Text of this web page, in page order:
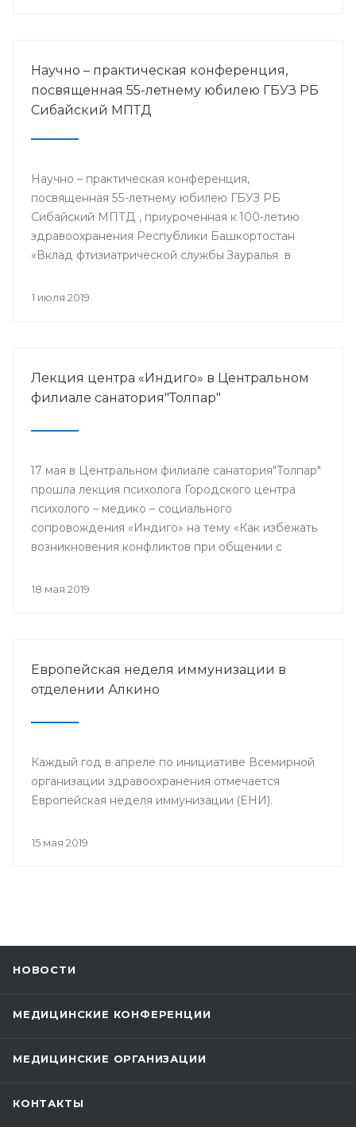
Научно – практическая конференция,
посвященная 55-летнему юбилею ГБУЗ РБ
Сибайский МПТД
Научно – практическая конференция,
посвященная 55-летнему юбилею ГБУЗ РБ
Сибайский МПТД , приуроченная к 100-летию
здравоохранения Республики Башкортостан
«Вклад фтизиатрической службы Зауралья в
года в городе Сибай.
1 июля 2019
Лекция центра «Индиго» в Центральном
филиале санатория"Толпар"
17 мая в Центральном филиале санатория"Толпар"
прошла лекция психолога Городского центра
психолого – медико – социального
сопровождения «Индиго» на тему «Как избежать
возникновения конфликтов при общении с
18 мая 2019
Европейская неделя иммунизации в
отделении Алкино
Каждый год в апреле по инициативе Всемирной
организации здравоохранения отмечается
Европейская неделя иммунизации (ЕНИ).
15 мая 2019
НОВОСТИ
МЕДИЦИНСКИЕ КОНФЕРЕНЦИИ
МЕДИЦИНСКИЕ ОРГАНИЗАЦИИ
КОНТАКТЫ